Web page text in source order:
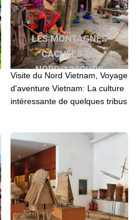
LES MONTAGNES
CACHÉES DU
NORD/12JOURS
Visite du Nord Vietnam, Voyage
d'aventure Vietnam: La culture
intéressante de quelques tribus